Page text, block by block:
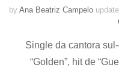
by Ana Beatriz Campelo
Single da cantora
“Golden”, hit de